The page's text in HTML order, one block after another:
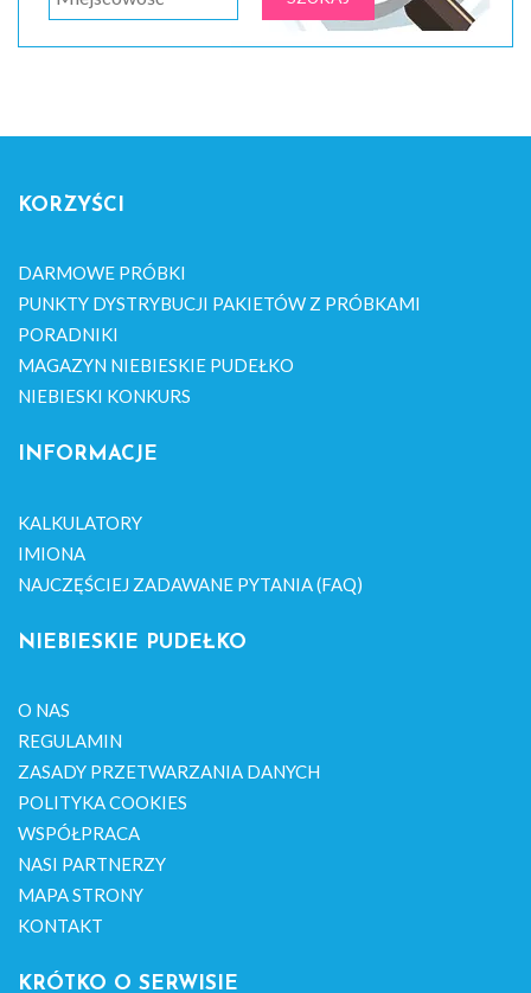
KORZYŚCI
DARMOWE PRÓBKI
PUNKTY DYSTRYBUCJI PAKIETÓW Z PRÓBKAMI
PORADNIKI
MAGAZYN NIEBIESKIE PUDEŁKO
NIEBIESKI KONKURS
INFORMACJE
KALKULATORY
IMIONA
NAJCZĘŚCIEJ ZADAWANE PYTANIA (FAQ)
NIEBIESKIE PUDEŁKO
O NAS
REGULAMIN
ZASADY PRZETWARZANIA DANYCH
POLITYKA COOKIES
WSPÓŁPRACA
NASI PARTNERZY
MAPA STRONY
KONTAKT
KRÓTKO O SERWISIE